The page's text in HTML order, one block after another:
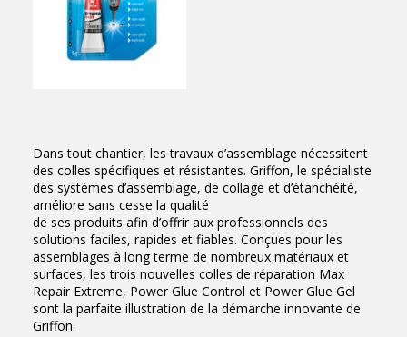
Dans tout chantier, les travaux d’assemblage nécessitent
des colles spécifiques et résistantes. Griffon, le spécialiste
des systèmes d’assemblage, de collage et d’étanchéité,
améliore sans cesse la qualité
de ses produits afin d’offrir aux professionnels des
solutions faciles, rapides et fiables. Conçues pour les
assemblages à long terme de nombreux matériaux et
surfaces, les trois nouvelles colles de réparation Max
Repair Extreme, Power Glue Control et Power Glue Gel
sont la parfaite illustration de la démarche innovante de
Griffon.